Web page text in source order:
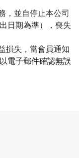
，並自停止本公司
日期為準），喪失
損失，當會員通知
電子郵件確認無誤